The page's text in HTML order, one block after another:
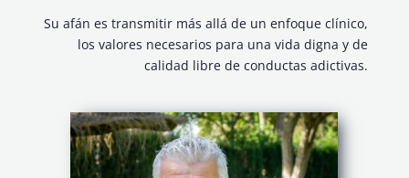
Su afán es transmitir más allá de un enfoque clínico,
los valores necesarios para una vida digna y de
calidad libre de conductas adictivas.